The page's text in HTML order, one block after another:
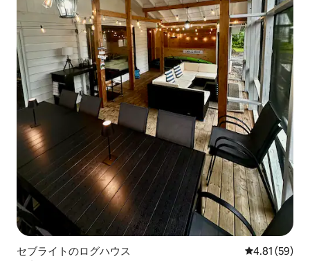
セブライトのログハウス レビュー59
4.81 (59)